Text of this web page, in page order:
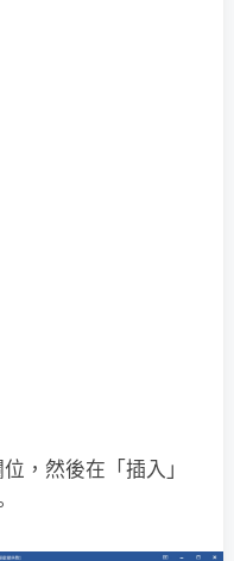
，然後在「插入」